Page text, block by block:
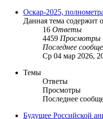
Оскар-2025,
Данная тема содержит
16 Ответы
4459 Просмотры
Последнее
Ср 04 мар 2026,
Темы
Ответы
Просмотры
Последнее
Будущее Российской